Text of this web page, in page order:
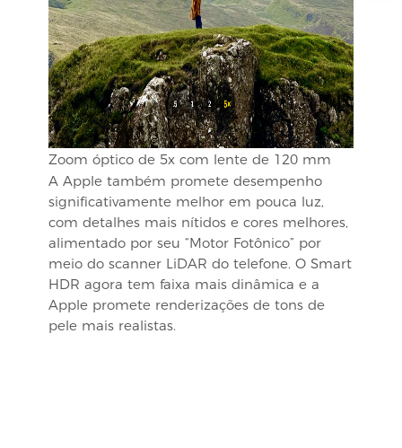
Zoom óptico de 5x com lente de 120 mm
A Apple também promete desempenho
significativamente melhor em pouca luz,
com detalhes mais nítidos e cores melhores,
alimentado por seu “Motor Fotônico” por
meio do scanner LiDAR do telefone. O Smart
HDR agora tem faixa mais dinâmica e a
Apple promete renderizações de tons de
pele mais realistas.